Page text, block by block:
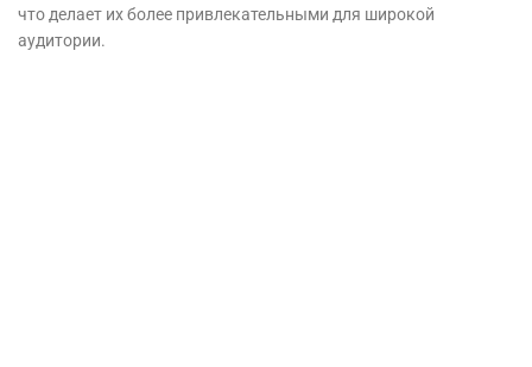
что делает их более привлекательными для широкой
аудитории.